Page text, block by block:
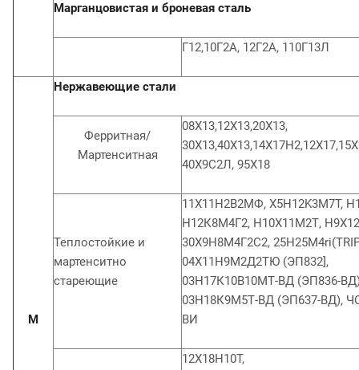
Марганцовистая и броневая сталь
Г12,10Г2А, 12Г2А, 110Г13Л
М
Нержавеющие стали
Ферритная/
Мартенситная
08X13,12X13,20X13,
40Х9С2Л, 95X18
Теплостойкие и
мартенситно
стареющие
11Х11Н2В2МФ, X5H12K3M7T,
Н12К8М4Г2, Н10Х11М2Т,
30Х9Н8М4Г2С2,
04Х11Н9М2Д2ТЮ (ЭП832],
03Н17К10В10МТ-ВД (ЭП836-
03Н18К9М5Т-ВД (ЭП637-ВД),
ВИ
12X18H10T,